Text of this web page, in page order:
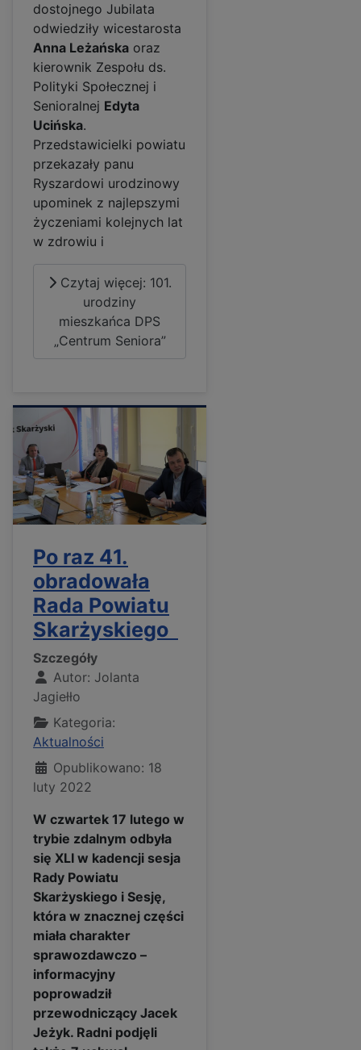
dostojnego Jubilata
odwiedziły wicestarosta
Anna Leżańska oraz
kierownik Zespołu ds.
Polityki Społecznej i
Senioralnej Edyta
Ucińska.
Przedstawicielki powiatu
przekazały panu
Ryszardowi urodzinowy
upominek z najlepszymi
życzeniami kolejnych lat
w zdrowiu i
Czytaj więcej: 101.
urodziny
mieszkańca DPS
„Centrum Seniora”
Po raz 41.
obradowała
Rada Powiatu
Skarżyskiego
Szczegóły
Autor: Jolanta
Jagiełło
Kategoria:
Aktualności
Opublikowano: 18
luty 2022
W czwartek 17 lutego w
trybie zdalnym odbyła
się XLI w kadencji sesja
Rady Powiatu
Skarżyskiego i Sesję,
która w znacznej części
miała charakter
sprawozdawczo –
informacyjny
poprowadził
przewodniczący Jacek
Jeżyk. Radni podjęli